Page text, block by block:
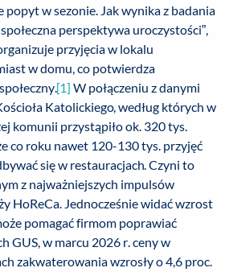
w sezonie. Jak wynika z badania
perspektywa uroczystości”,
przyjęcia w lokalu
w domu, co potwierdza
[1] W połączeniu z danymi
Katolickiego, według których w
komunii przystąpiło ok. 320 tys.
co roku nawet 120-130 tys. przyjęć
się w restauracjach. Czyni to
z najważniejszych impulsów
HoReCa. Jednocześnie widać wzrost
pomagać firmom poprawiać
GUS, w marcu 2026 r. ceny w
zakwaterowania wzrosły o 4,6 proc.